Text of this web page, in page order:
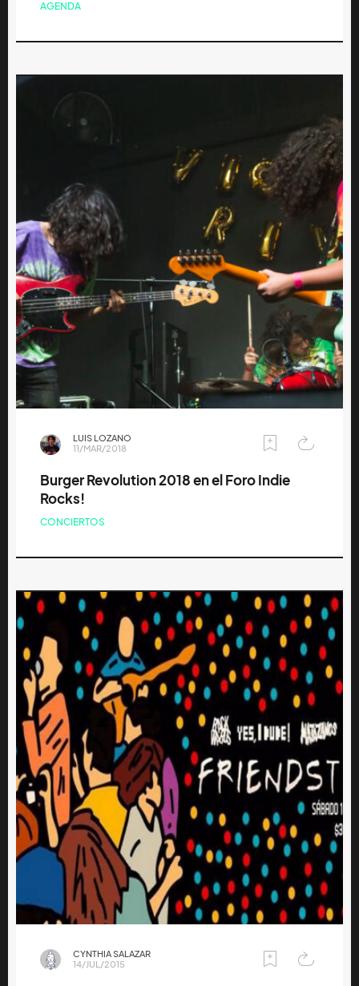
AGENDA
LUIS LOZANO
11/MAR/2018
Burger Revolution 2018 en el Foro Indie
Rocks!
CONCIERTOS
CYNTHIA SALAZAR
14/JUL/2015